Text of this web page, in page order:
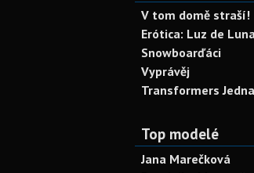
V tom domě straší!
Erótica: Luz de
Snowboarďáci
Vyprávěj
Transformers Jedna
Top modelé
Jana Marečková